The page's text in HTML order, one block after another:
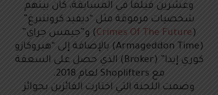
وعشرين فيلماً في المسابقة، كان بينهم
شخصيات مرموقة مثل “ديفيد كروننبرغ”
(
Crimes Of The Future) و”جيمس جراي”
(Armageddon Time) بالإضافة إلى “هيروكازو
كوري إيدا” (Broker) الذي حصل على السعفة
مع Shoplifters لعام 2018.
وضمت اللجنة التي اختارت الفائزين بجوائز